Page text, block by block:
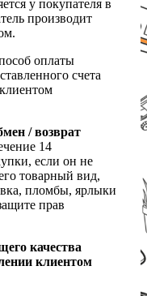
у покупателя в
производит
оплаты
счета
/ возврат
14
если он не
товарный вид,
пломбы, ярлыки
прав
качества
клиентом